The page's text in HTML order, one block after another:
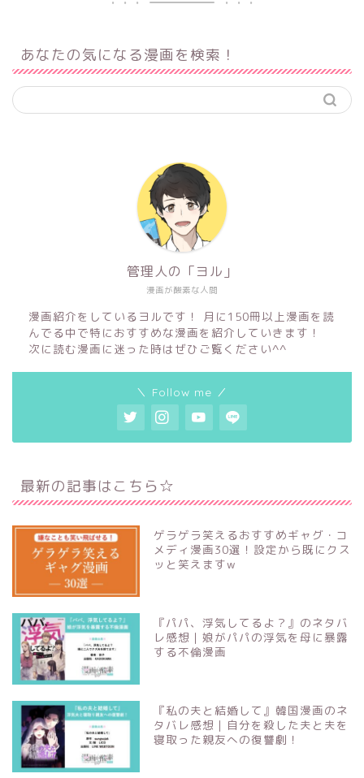
あなたの気になる漫画を検索！
漫画が酸素な人間
管理人の「ヨル」
漫画紹介をしているヨルです！ 月に150冊以上漫画を読
んでる中で特におすすめな漫画を紹介していきます！
次に読む漫画に迷った時はぜひご覧ください^^
＼ Follow me ／
最新の記事はこちら☆
ゲラゲラ笑えるおすすめギャグ・コ
メディ漫画30選！設定から既にクス
ッと笑えますw
『パパ、浮気してるよ？』のネタバ
レ感想｜娘がパパの浮気を母に暴露
する不倫漫画
『私の夫と結婚して』韓国漫画のネ
タバレ感想｜自分を殺した夫と夫を
寝取った親友への復讐劇！